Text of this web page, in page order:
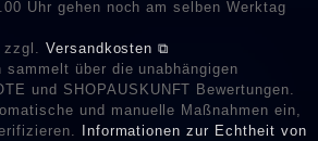
Uhr gehen noch am selben Werktag
Versandkosten ⧉
sammelt über die unabhängigen
und SHOPAUSKUNFT Bewertungen.
und manuelle Maßnahmen ein,
Informationen zur Echtheit von